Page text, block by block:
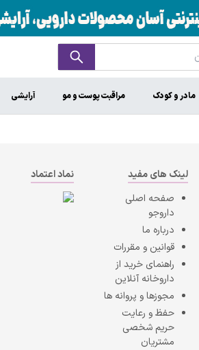
مادر و کودک مراقبت پوست و مو آرایشی
لینک های مفید
صفحه اصلی
داروجو
درباره ما
قوانین و مقررات
راهنمای خرید از
داروخانه آنلاین
مجوزها و پروانه ها
حفظ و رعایت
حریم شخصی
مشتریان
نماد اعتماد